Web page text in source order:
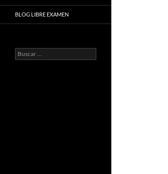
BLOG LIBRE EXAMEN
Buscar: